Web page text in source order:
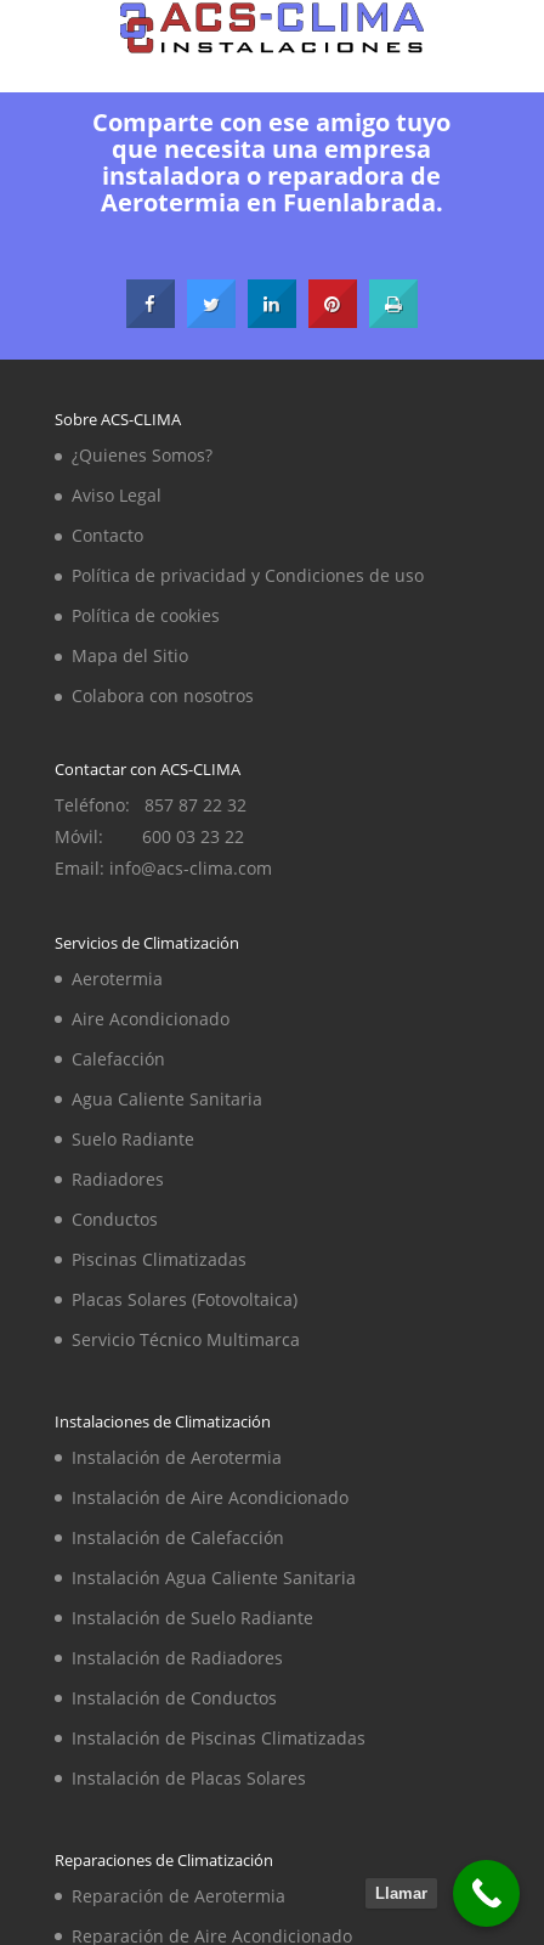
Comparte con ese amigo tuyo
que necesita una empresa
instaladora o reparadora de
Aerotermia en Fuenlabrada.
Sobre ACS-CLIMA
¿Quienes Somos?
Aviso Legal
Contacto
Política de privacidad y Condiciones de uso
Política de cookies
Mapa del Sitio
Colabora con nosotros
Contactar con ACS-CLIMA
Teléfono: 857 87 22 32
Móvil: 600 03 23 22
Email: info@acs-clima.com
Servicios de Climatización
Aerotermia
Aire Acondicionado
Calefacción
Agua Caliente Sanitaria
Suelo Radiante
Radiadores
Conductos
Piscinas Climatizadas
Placas Solares (Fotovoltaica)
Servicio Técnico Multimarca
Instalaciones de Climatización
Instalación de Aerotermia
Instalación de Aire Acondicionado
Instalación de Calefacción
Instalación Agua Caliente Sanitaria
Instalación de Suelo Radiante
Instalación de Radiadores
Instalación de Conductos
Instalación de Piscinas Climatizadas
Instalación de Placas Solares
Reparaciones de Climatización
Reparación de Aerotermia
Reparación de Aire Acondicionado
Llamar